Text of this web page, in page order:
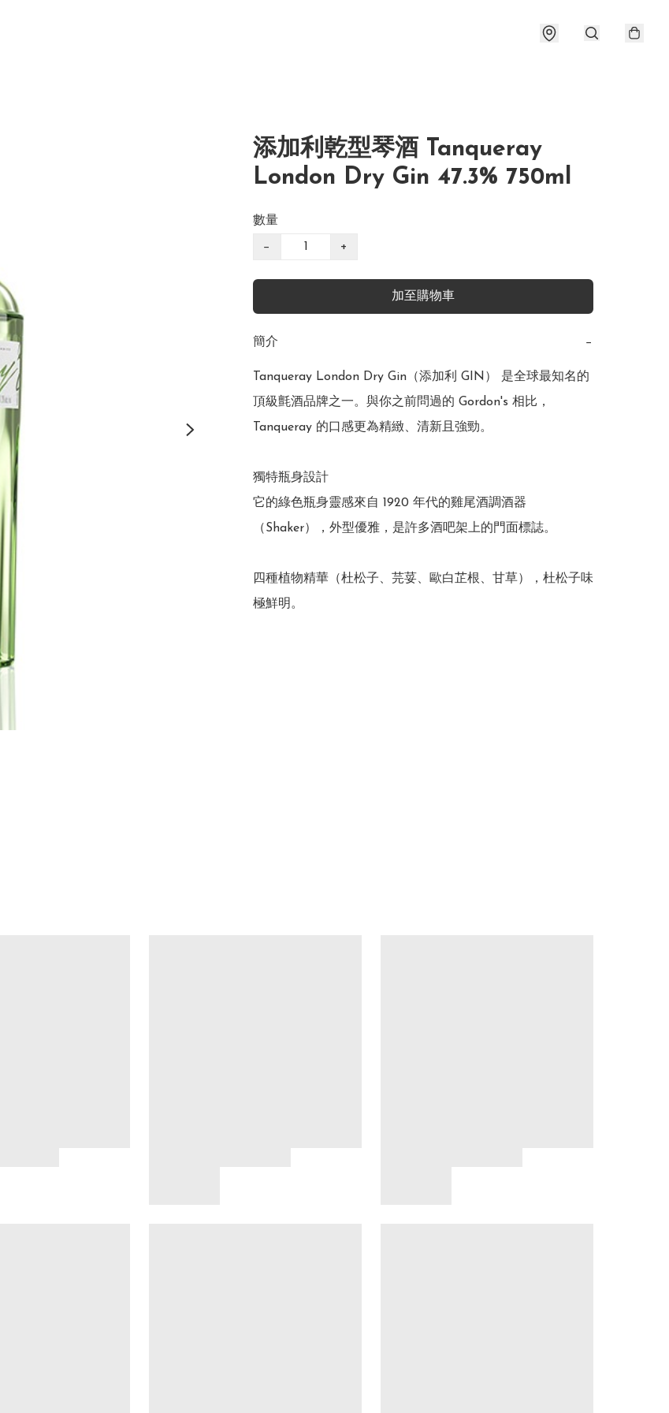
添加利乾型琴酒 Tanqueray
London Dry Gin 47.3% 750ml
數量
− +
加至購物車
簡介 −
Tanqueray London Dry Gin（添加利 GIN） 是全球最知名的
頂級氈酒品牌之一。與你之前問過的 Gordon's 相比，
Tanqueray 的口感更為精緻、清新且強勁。
獨特瓶身設計
它的綠色瓶身靈感來自 1920 年代的雞尾酒調酒器
（Shaker），外型優雅，是許多酒吧架上的門面標誌。
四種植物精華（杜松子、芫荽、歐白芷根、甘草），杜松子味